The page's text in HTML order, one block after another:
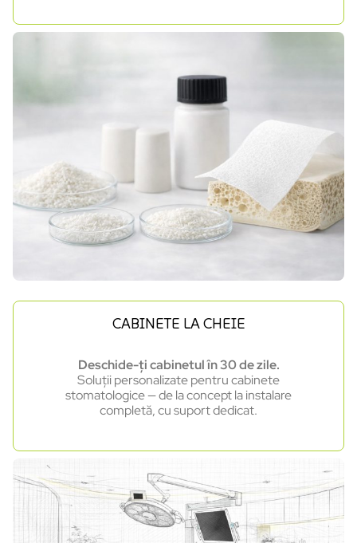
CABINETE LA CHEIE
Deschide-ți cabinetul în 30 de zile.
Soluții personalizate pentru cabinete
stomatologice — de la concept la instalare
completă, cu suport dedicat.